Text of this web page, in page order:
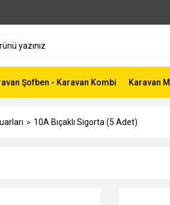
Şofben - Karavan Kombi Karavan
10A Bıçaklı Sigorta (5 Adet)